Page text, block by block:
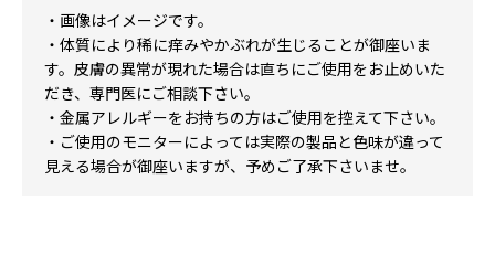
・画像はイメージです。
・体質により稀に痒みやかぶれが生じることが御座いま
す。皮膚の異常が現れた場合は直ちにご使用をお止めいた
だき、専門医にご相談下さい。
・金属アレルギーをお持ちの方はご使用を控えて下さい。
・ご使用のモニターによっては実際の製品と色味が違って
見える場合が御座いますが、予めご了承下さいませ。